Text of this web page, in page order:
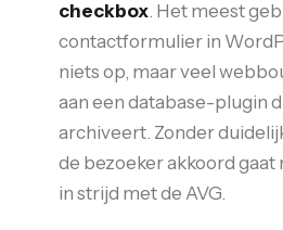
checkbox. Het meest
contactformulier in
niets op, maar veel
aan een database-plugin
archiveert. Zonder
de bezoeker akkoord gaat
in strijd met de AVG.